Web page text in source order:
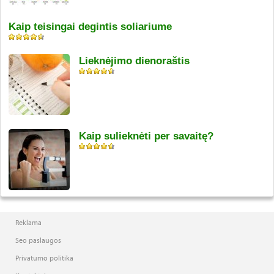
Kaip teisingai degintis soliariume
Lieknėjimo dienoraštis
Kaip sulieknėti per savaitę?
Reklama
Seo paslaugos
Privatumo politika